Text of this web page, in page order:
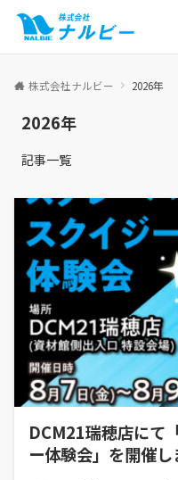
株式会社ナルビー 2026年
2026年
記事一覧
DCM21瑞穂店にて
ー体験会」を開催し